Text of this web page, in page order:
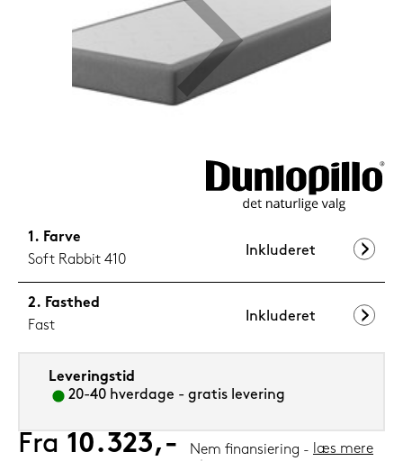
1.199,-
Farve
Soft Rabbit 410
Inkluderet
Fasthed
Fast
Inkluderet
Leveringstid
20-40 hverdage - gratis levering
Fra 10.323,- Nem finansiering læs mere